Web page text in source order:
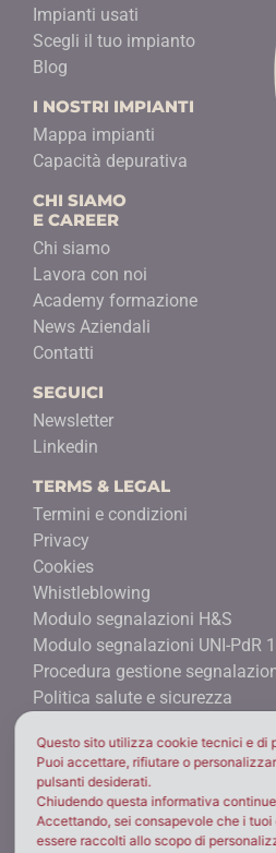
Impianti usati
Scegli il tuo impianto
Blog
I NOSTRI IMPIANTI
Mappa impianti
Capacità depurativa
CHI SIAMO
E CAREER
Chi siamo
Lavora con noi
Academy formazione
News Aziendali
Contatti
SEGUICI
Newsletter
Linkedin
TERMS & LEGAL
Termini e condizioni
Privacy
Cookies
Whistleblowing
Modulo segnalazioni H&S
Modulo segnalazioni UNI-PdR
Procedura gestione
Politica salute e sicurezza
LE NOSTRE SEDI
BROFIND® MILAN
Milano - ITALY
Questo sito utilizza cookie tecnici e di
Puoi accettare, rifiutare o
pulsanti desiderati.
Chiudendo questa informativa
Accettando, sei consapevole che i
essere raccolti allo scopo di